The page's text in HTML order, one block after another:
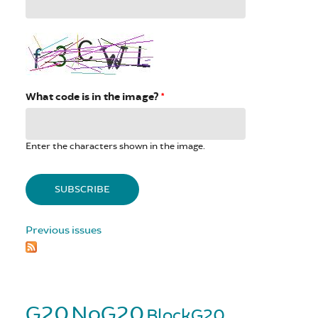
What code is in the image? *
Enter the characters shown in the image.
Previous issues